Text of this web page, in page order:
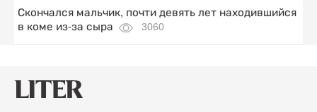
Скончался мальчик, почти девять лет находившийся
в коме из-за сыра
3060